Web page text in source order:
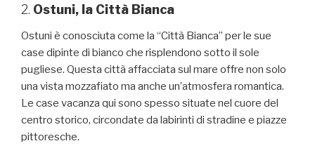
2. Ostuni, la Città Bianca
Ostuni è conosciuta come la “Città Bianca” per le sue
case dipinte di bianco che risplendono sotto il sole
pugliese. Questa città affacciata sul mare offre non solo
una vista mozzafiato ma anche un’atmosfera romantica.
Le case vacanza qui sono spesso situate nel cuore del
centro storico, circondate da labirinti di stradine e piazze
pittoresche.